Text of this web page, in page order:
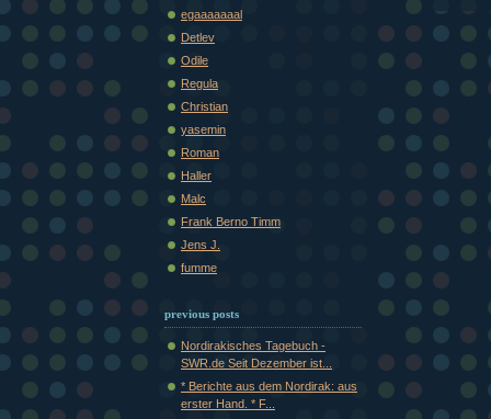
egaaaaaaal
Detlev
Odile
Regula
Christian
yasemin
Roman
Haller
Malc
Frank Berno Timm
Jens J.
fumme
previous posts
Nordirakisches Tagebuch -
SWR.de Seit Dezember ist...
* Berichte aus dem Nordirak: aus
erster Hand. * F...